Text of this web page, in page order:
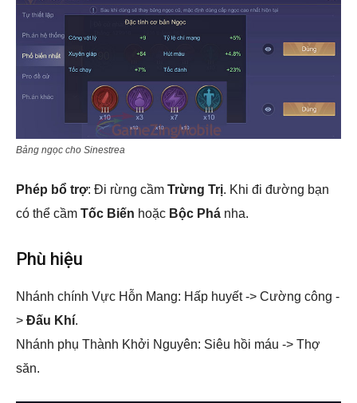
Bảng ngọc cho Sinestrea
Phép bổ trợ: Đi rừng cầm Trừng Trị. Khi đi đường bạn
có thể cầm Tốc Biến hoặc Bộc Phá nha.
Phù hiệu
Nhánh chính Vực Hỗn Mang: Hấp huyết -> Cường công -
> Đấu Khí.
Nhánh phụ Thành Khởi Nguyên: Siêu hồi máu -> Thợ
săn.